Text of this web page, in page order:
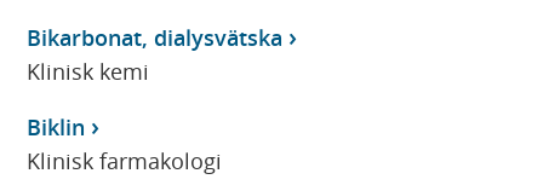
Bikarbonat, dialysvätska
Klinisk kemi
Biklin
Klinisk farmakologi